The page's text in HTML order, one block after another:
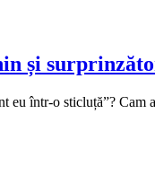
și
eu într-o sticluță”?